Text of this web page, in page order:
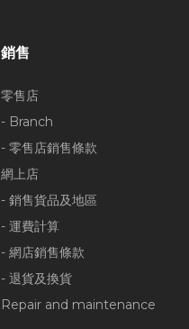
銷售
零售店
- Branch
- 零售店銷售條款
網上店
- 銷售貨品及地區
- 運費計算
- 網店銷售條款
- 退貨及換貨
Repair and maintenance